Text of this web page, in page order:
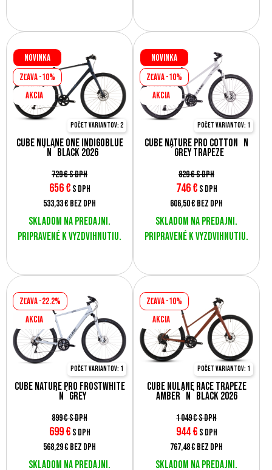
Cube Nulane ONE indigoblue
´n´black 2026
Novinka
Zľava -10%
AKCIA
Počet variantov: 2
729 €s DPH
656€ s DPH
533,33 € bez DPH
Skladom na predajni.
Pripravené k vyzdvihnutiu.
Cube Nature Pro cotton´n
´grey Trapeze
Novinka
Zľava -10%
AKCIA
Počet variantov: 1
829 €s DPH
746€ s DPH
606,50 € bez DPH
Skladom na predajni.
Pripravené k vyzdvihnutiu.
Cube Nature Pro frostwhite
´n´grey
Zľava -22.2%
AKCIA
Počet variantov: 1
899 €s DPH
699€ s DPH
568,29 € bez DPH
Skladom na predajni.
Cube Nulane Race Trapeze
amber´n´black 2026
Zľava -10%
AKCIA
Počet variantov: 1
1 049 €s DPH
944€ s DPH
767,48 € bez DPH
Skladom na predajni.